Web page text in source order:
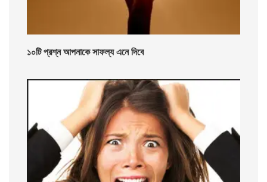
১০টি প্রশ্ন আপনাকে সাফল্য এনে দিবে